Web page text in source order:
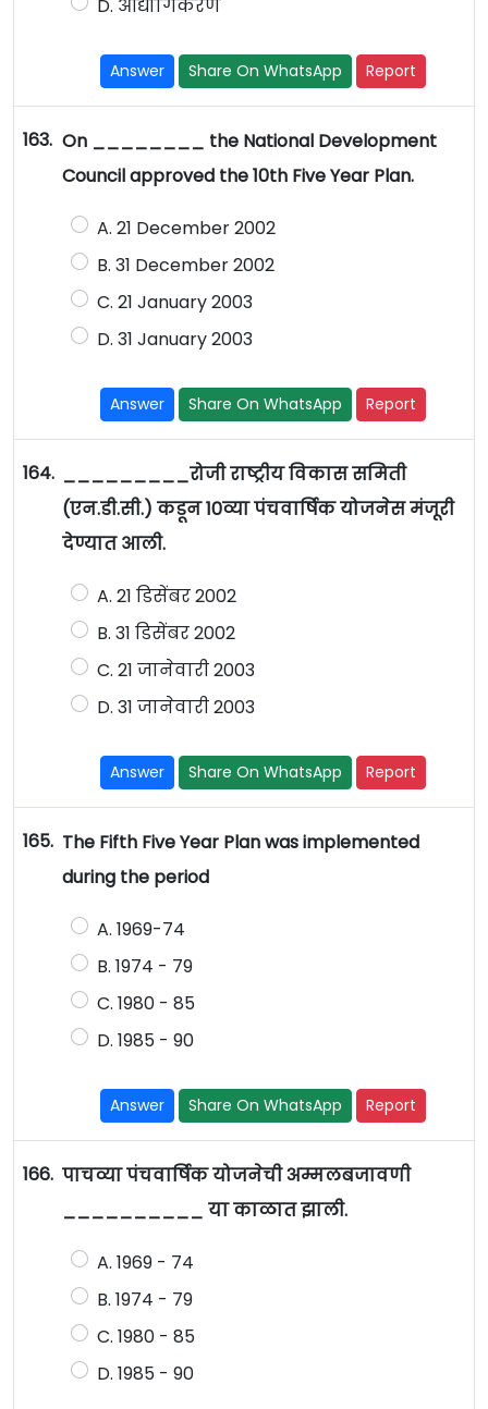
D. औद्योगिकरण
Answer Share On WhatsApp Report
163. On ________ the National Development
Council approved the 10th Five Year Plan.
A. 21 December 2002
B. 31 December 2002
C. 21 January 2003
D. 31 January 2003
Answer Share On WhatsApp Report
164. _________रोजी राष्ट्रीय विकास समिती
(एन.डी.सी.) कडून 10व्या पंचवार्षिक योजनेस मंजूरी
देण्यात आली.
A. 21 डिसेंबर 2002
B. 31 डिसेंबर 2002
C. 21 जानेवारी 2003
D. 31 जानेवारी 2003
Answer Share On WhatsApp Report
165. The Fifth Five Year Plan was implemented
during the period
A. 1969-74
B. 1974 - 79
C. 1980 - 85
D. 1985 - 90
Answer Share On WhatsApp Report
166. पाचव्या पंचवार्षिक योजनेची अम्मलबजावणी
__________ या काळात झाली.
A. 1969 - 74
B. 1974 - 79
C. 1980 - 85
D. 1985 - 90